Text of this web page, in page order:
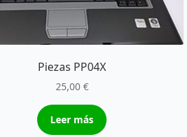
Piezas PP04X
25,00 €
Leer más